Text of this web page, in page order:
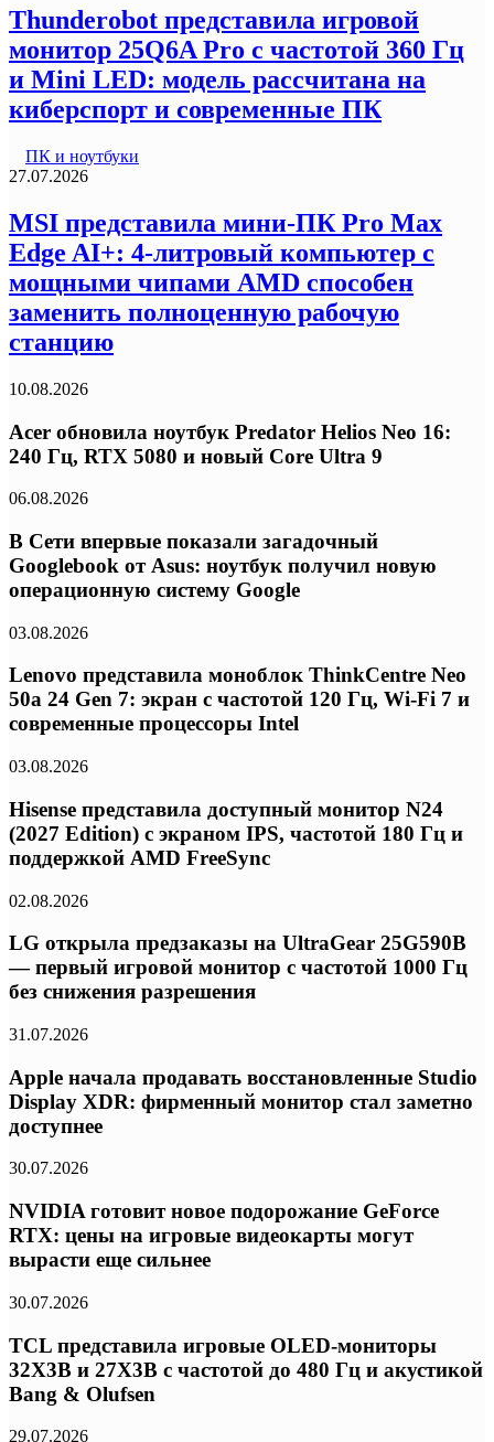
Thunderobot представила игровой
монитор 25Q6A Pro с частотой 360 Гц
и Mini LED: модель рассчитана на
киберспорт и современные ПК
ПК и ноутбуки
27.07.2026
MSI представила мини-ПК Pro Max
Edge AI+: 4-литровый компьютер с
мощными чипами AMD способен
заменить полноценную рабочую
станцию
10.08.2026
Acer обновила ноутбук Predator Helios Neo 16:
240 Гц, RTX 5080 и новый Core Ultra 9
06.08.2026
В Сети впервые показали загадочный
Googlebook от Asus: ноутбук получил новую
операционную систему Google
03.08.2026
Lenovo представила моноблок ThinkCentre Neo
50a 24 Gen 7: экран с частотой 120 Гц, Wi-Fi 7 и
современные процессоры Intel
03.08.2026
Hisense представила доступный монитор N24
(2027 Edition) с экраном IPS, частотой 180 Гц и
поддержкой AMD FreeSync
02.08.2026
LG открыла предзаказы на UltraGear 25G590B
— первый игровой монитор с частотой 1000 Гц
без снижения разрешения
31.07.2026
Apple начала продавать восстановленные Studio
Display XDR: фирменный монитор стал заметно
доступнее
30.07.2026
NVIDIA готовит новое подорожание GeForce
RTX: цены на игровые видеокарты могут
вырасти еще сильнее
30.07.2026
TCL представила игровые OLED-мониторы
32X3B и 27X3B с частотой до 480 Гц и акустикой
Bang & Olufsen
29.07.2026